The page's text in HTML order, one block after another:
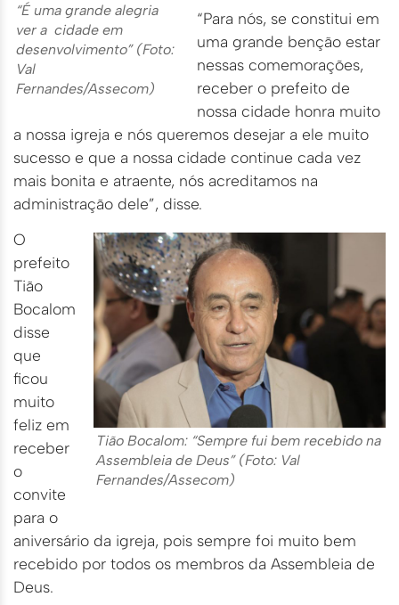
“É uma grande alegria
ver a cidade em
desenvolvimento” (Foto:
Val
Fernandes/Assecom)
“Para nós, se constitui em
uma grande benção estar
nessas comemorações,
receber o prefeito de
nossa cidade honra muito
a nossa igreja e nós queremos desejar a ele muito
sucesso e que a nossa cidade continue cada vez
mais bonita e atraente, nós acreditamos na
administração dele”, disse.
Tião Bocalom: “Sempre fui bem recebido na
Assembleia de Deus” (Foto: Val
Fernandes/Assecom)
O
prefeito
Tião
Bocalom
disse
que
ficou
muito
feliz em
receber
o
convite
para o
aniversário da igreja, pois sempre foi muito bem
recebido por todos os membros da Assembleia de
Deus.